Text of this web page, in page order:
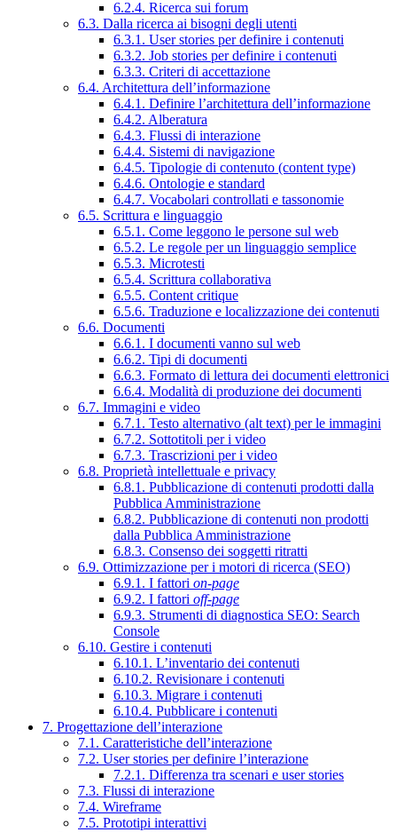
6.2.4. Ricerca sui forum
6.3. Dalla ricerca ai bisogni degli utenti
6.3.1. User stories per definire i contenuti
6.3.2. Job stories per definire i contenuti
6.3.3. Criteri di accettazione
6.4. Architettura dell’informazione
6.4.1. Definire l’architettura dell’informazione
6.4.2. Alberatura
6.4.3. Flussi di interazione
6.4.4. Sistemi di navigazione
6.4.5. Tipologie di contenuto (content type)
6.4.6. Ontologie e standard
6.4.7. Vocabolari controllati e tassonomie
6.5. Scrittura e linguaggio
6.5.1. Come leggono le persone sul web
6.5.2. Le regole per un linguaggio semplice
6.5.3. Microtesti
6.5.4. Scrittura collaborativa
6.5.5. Content critique
6.5.6. Traduzione e localizzazione dei contenuti
6.6. Documenti
6.6.1. I documenti vanno sul web
6.6.2. Tipi di documenti
6.6.3. Formato di lettura dei documenti elettronici
6.6.4. Modalità di produzione dei documenti
6.7. Immagini e video
6.7.1. Testo alternativo (alt text) per le immagini
6.7.2. Sottotitoli per i video
6.7.3. Trascrizioni per i video
6.8. Proprietà intellettuale e privacy
6.8.1. Pubblicazione di contenuti prodotti dalla
Pubblica Amministrazione
6.8.2. Pubblicazione di contenuti non prodotti
dalla Pubblica Amministrazione
6.8.3. Consenso dei soggetti ritratti
6.9. Ottimizzazione per i motori di ricerca (SEO)
6.9.1. I fattori on-page
6.9.2. I fattori off-page
6.9.3. Strumenti di diagnostica SEO: Search
Console
6.10. Gestire i contenuti
6.10.1. L’inventario dei contenuti
6.10.2. Revisionare i contenuti
6.10.3. Migrare i contenuti
6.10.4. Pubblicare i contenuti
7. Progettazione dell’interazione
7.1. Caratteristiche dell’interazione
7.2. User stories per definire l’interazione
7.2.1. Differenza tra scenari e user stories
7.3. Flussi di interazione
7.4. Wireframe
7.5. Prototipi interattivi